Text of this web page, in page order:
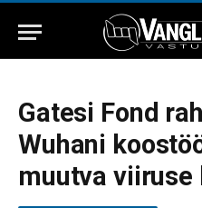
Gatesi Fond
Wuhani
muutva viiruse